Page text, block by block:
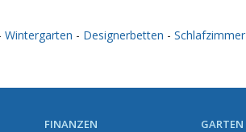
Wintergarten - Designerbetten - Schlafzimmer
FINANZEN
GARTEN